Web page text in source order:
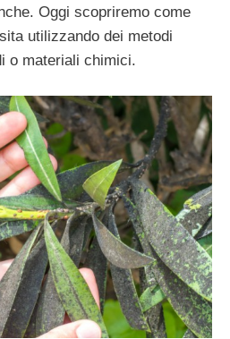
Oggi scopriremo come
utilizzando dei metodi
o materiali chimici.